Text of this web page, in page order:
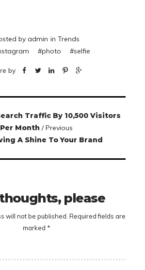
by admin in Trends
#photo #selfie
by
Traffic By 10,500 Visitors
Per Month / Previous
A Shine To Your Brand
please
will not be published. Required fields are
marked *